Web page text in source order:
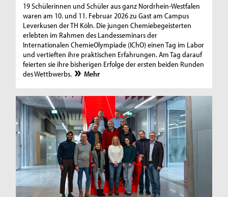
19 Schülerinnen und Schüler aus ganz Nordrhein-Westfalen
waren am 10. und 11. Februar 2026 zu Gast am Campus
Leverkusen der TH Köln. Die jungen Chemiebegeisterten
erlebten im Rahmen des Landesseminars der
Internationalen ChemieOlympiade (IChO) einen Tag im Labor
und vertieften ihre praktischen Erfahrungen. Am Tag darauf
feierten sie ihre bisherigen Erfolge der ersten beiden Runden
des Wettbwerbs.
Mehr